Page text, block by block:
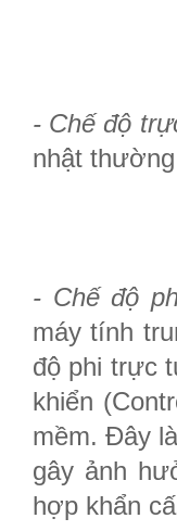
- Chế độ
nhật
- Chế độ
máy tính
độ phi trực
khiển
mềm. Đây
gây ảnh
hợp khẩn